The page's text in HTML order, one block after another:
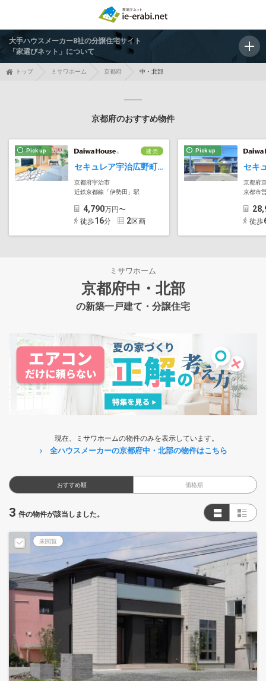
大手ハウスメーカー8社の分譲住宅サイト
「家選びネット」について
トップ ミサワホーム 京都府 中・北部
京都府のおすすめ物件
Pick up 建 売
セキュレア宇治広野町(分譲住宅)
京都府宇治市
近鉄京都線「伊勢田」駅
4,790万円〜
徒歩16分 2区画
Pick up
京都府
京都市
徒歩
ミサワホーム
京都府中・北部
の新築一戸建て・分譲住宅
現在、ミサワホームの物件のみを表示しています。
全ハウスメーカーの京都府中・北部の物件はこちら
おすすめ順 価格順
3 件の物件が該当しました。
未閲覧